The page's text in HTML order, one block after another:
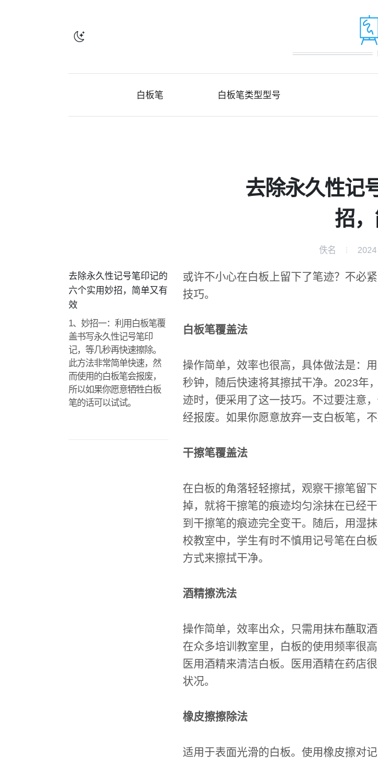
白板笔 白板笔类型型号
去除永久性记
招
佚名
去除永久性记号笔印记的
六个实用妙招，简单又有
效
1、妙招一：利用白板笔覆
盖书写永久性记号笔印
记，等几秒再快速擦除。
此方法非常简单快速，然
而使用的白板笔会报废，
所以如果你愿意牺牲白板
笔的话可以试试。
或许不小心在白板上留下了笔迹？不必
技巧。
白板笔覆盖法
操作简单，效率也很高，具体做法是：
秒钟，随后快速将其擦拭干净。2023年
迹时，便采用了这一技巧。不过要注意
经报废。如果你愿意放弃一支白板笔，不
干擦笔覆盖法
在白板的角落轻轻擦拭，观察干擦笔留
掉，就将干擦笔的痕迹均匀涂抹在已经
到干擦笔的痕迹完全变干。随后，用湿
校教室中，学生有时不慎用记号笔在白
方式来擦拭干净。
酒精擦洗法
操作简单，效率出众，只需用抹布蘸取
在众多培训教室里，白板的使用频率很
医用酒精来清洁白板。医用酒精在药店
状况。
橡皮擦擦除法
适用于表面光滑的白板。使用橡皮擦对